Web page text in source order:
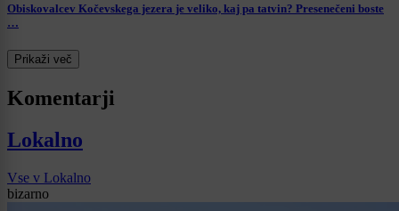
Obiskovalcev Kočevskega jezera je veliko, kaj pa tatvin? Presenečeni boste
…
Prikaži več
Komentarji
Lokalno
Vse v Lokalno
bizarno